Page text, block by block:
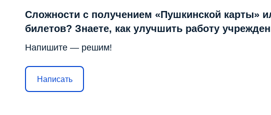
Сложности с получением «Пушкинской карты»
билетов? Знаете, как улучшить работу
Напишите — решим!
Написать